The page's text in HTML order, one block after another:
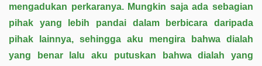
mengadukan perkaranya. Mungkin saja ada sebagian
pihak yang lebih pandai dalam berbicara daripada
pihak lainnya, sehingga aku mengira bahwa dialah
yang benar lalu aku putuskan bahwa dialah yang